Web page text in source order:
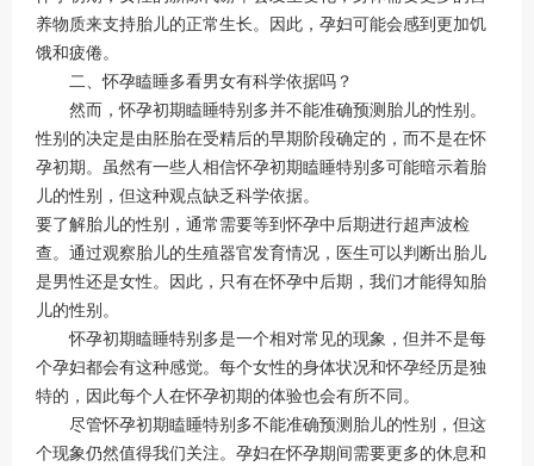
养物质来支持胎儿的正常生长。因此，孕妇可能会感到更加饥
饿和疲倦。
二、怀孕瞌睡多看男女有科学依据吗？
然而，怀孕初期瞌睡特别多并不能准确预测胎儿的性别。
性别的决定是由胚胎在受精后的早期阶段确定的，而不是在怀
孕初期。虽然有一些人相信怀孕初期瞌睡特别多可能暗示着胎
儿的性别，但这种观点缺乏科学依据。
要了解胎儿的性别，通常需要等到怀孕中后期进行超声波检
查。通过观察胎儿的生殖器官发育情况，医生可以判断出胎儿
是男性还是女性。因此，只有在怀孕中后期，我们才能得知胎
儿的性别。
怀孕初期瞌睡特别多是一个相对常见的现象，但并不是每
个孕妇都会有这种感觉。每个女性的身体状况和怀孕经历是独
特的，因此每个人在怀孕初期的体验也会有所不同。
尽管怀孕初期瞌睡特别多不能准确预测胎儿的性别，但这
个现象仍然值得我们关注。孕妇在怀孕期间需要更多的休息和